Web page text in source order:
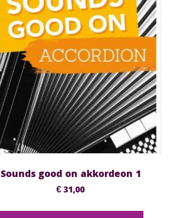
Sounds good on akkordeon 1
€31,00